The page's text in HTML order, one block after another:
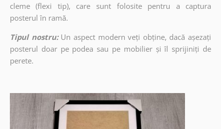
cleme (flexi tip), care sunt folosite pentru a captura
posterul în ramă.
Tipul nostru: Un aspect modern veți obține, dacă așezați
posterul doar pe podea sau pe mobilier și îl sprijiniți de
perete.